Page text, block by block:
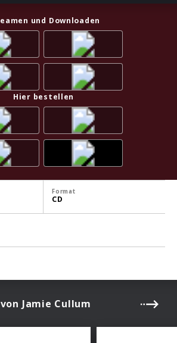
und Downloaden
Hier bestellen
Format
CD
Jamie Cullum